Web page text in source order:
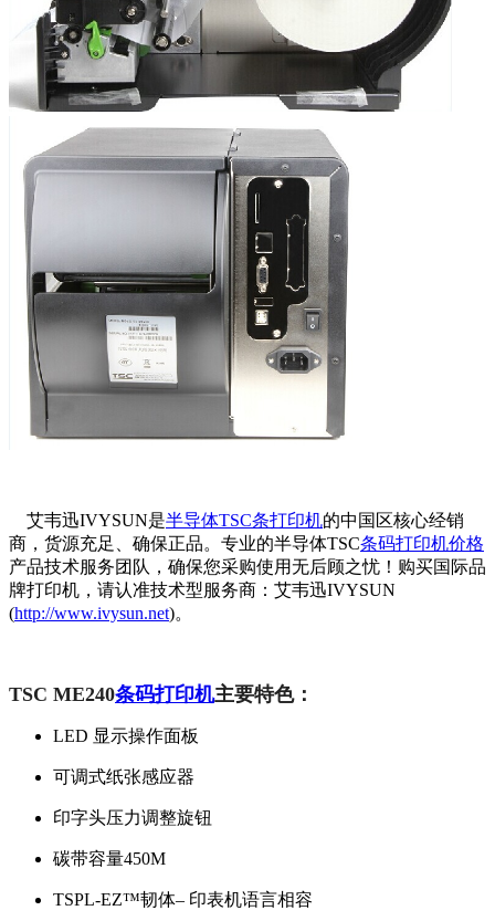
艾韦迅IVYSUN是半导体TSC条打印机的中国区核心经销
商，货源充足、确保正品。专业的半导体TSC条码打印机价格
产品技术服务团队，确保您采购使用无后顾之忧！购买国际品
牌打印机，请认准技术型服务商：艾韦迅IVYSUN
(http://www.ivysun.net)。
TSC ME240条码打印机主要特色：
LED 显示操作面板
可调式纸张感应器
印字头压力调整旋钮
碳带容量450M
TSPL-EZ™韧体– 印表机语言相容